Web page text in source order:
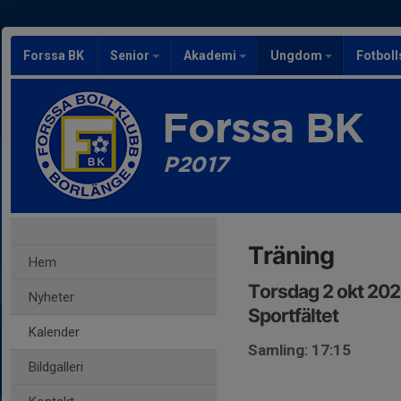
Forssa BK Senior Akademi Ungdom
Forssa BK
P2017
Hem
Nyheter
Kalender
Bildgalleri
Träning
Torsdag 2 okt
Sportfältet
Samling: 17:15